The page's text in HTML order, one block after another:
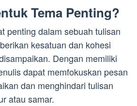
Tema Penting?
penting dalam sebuah tulisan
kesatuan dan kohesi
Dengan memiliki
dapat memfokuskan pesan
dan menghindari tulisan
atau samar.